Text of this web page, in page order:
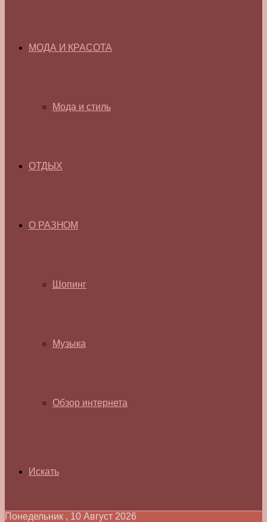
МОДА И КРАСОТА
Мода и стиль
ОТДЫХ
О РАЗНОМ
Шопинг
Музыка
Обзор интернета
Искать
Понедельник , 10 Август 2026